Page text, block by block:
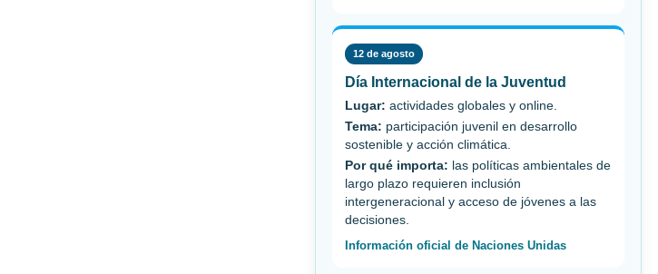
12 de agosto
Día Internacional de la Juventud
Lugar: actividades globales y online.
Tema: participación juvenil en desarrollo
sostenible y acción climática.
Por qué importa: las políticas ambientales de
largo plazo requieren inclusión
intergeneracional y acceso de jóvenes a las
decisiones.
Información oficial de Naciones Unidas